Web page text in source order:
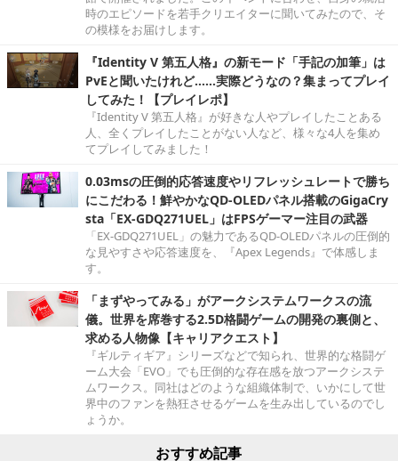
時のエピソードを若手クリエイターに聞いてみたので、そ
の模様をお届けします。
『Identity V 第五人格』の新モード「手記の加筆」は
PvEと聞いたけれど……実際どうなの？集まってプレイ
してみた！【プレイレポ】
『Identity V 第五人格』が好きな人やプレイしたことある
人、全くプレイしたことがない人など、様々な4人を集め
てプレイしてみました！
0.03msの圧倒的応答速度やリフレッシュレートで勝ち
にこだわる！鮮やかなQD-OLEDパネル搭載のGigaCry
sta「EX-GDQ271UEL」はFPSゲーマー注目の武器
「EX-GDQ271UEL」の魅力であるQD-OLEDパネルの圧倒的
な見やすさや応答速度を、『Apex Legends』で体感しま
す。
「まずやってみる」がアークシステムワークスの流
儀。世界を席巻する2.5D格闘ゲームの開発の裏側と、
求める人物像【キャリアクエスト】
『ギルティギア』シリーズなどで知られ、世界的な格闘ゲ
ーム大会「EVO」でも圧倒的な存在感を放つアークシステ
ムワークス。同社はどのような組織体制で、いかにして世
界中のファンを熱狂させるゲームを生み出しているのでし
ょうか。
おすすめ記事